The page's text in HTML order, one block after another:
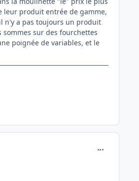
leur produit entrée de gamme,
n'y a pas toujours un produit
sur des fourchettes
poignée de variables, et le